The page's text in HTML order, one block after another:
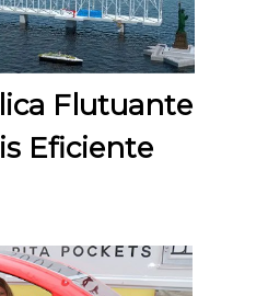
Flutuante
Eficiente